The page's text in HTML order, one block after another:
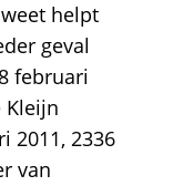
helpt
geval
februari
Kleijn
2011, 2336
van